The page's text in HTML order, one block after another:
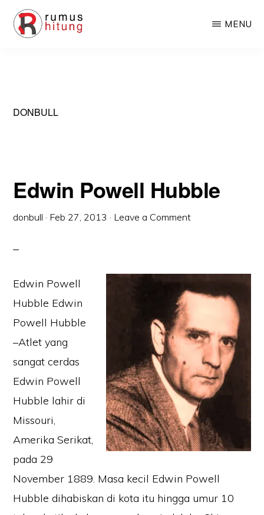
Skip
Skip
Kimia,
MENU
DONBULL
Edwin Powell Hubble
donbull · Feb 27, 2013 · Leave a Comment
Edwin Powell
Hubble Edwin
Powell Hubble
–Atlet yang
sangat cerdas
Edwin Powell
Hubble lahir di
Missouri,
Amerika Serikat,
pada 29
November 1889. Masa kecil Edwin Powell
Hubble dihabiskan di kota itu hingga umur 10